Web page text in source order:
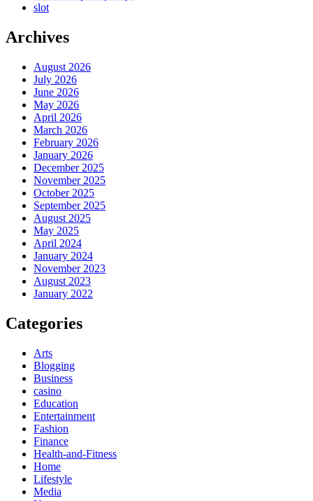
slot
Archives
August 2026
July 2026
June 2026
May 2026
April 2026
March 2026
February 2026
January 2026
December 2025
November 2025
October 2025
September 2025
August 2025
May 2025
April 2024
January 2024
November 2023
August 2023
January 2022
Categories
Arts
Blogging
Business
casino
Education
Entertainment
Fashion
Finance
Health-and-Fitness
Home
Lifestyle
Media